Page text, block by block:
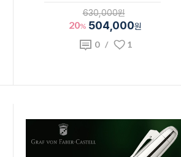
630,000원
20% 504,000원
0/ 1